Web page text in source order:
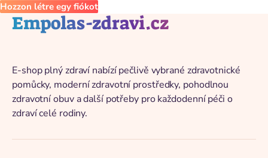
Hozzon létre egy fiókot
Empolas-zdravi.cz
E-shop plný zdraví nabízí pečlivě vybrané zdravotnické
pomůcky, moderní zdravotní prostředky, pohodlnou
zdravotní obuv a další potřeby pro každodenní péči o
zdraví celé rodiny.